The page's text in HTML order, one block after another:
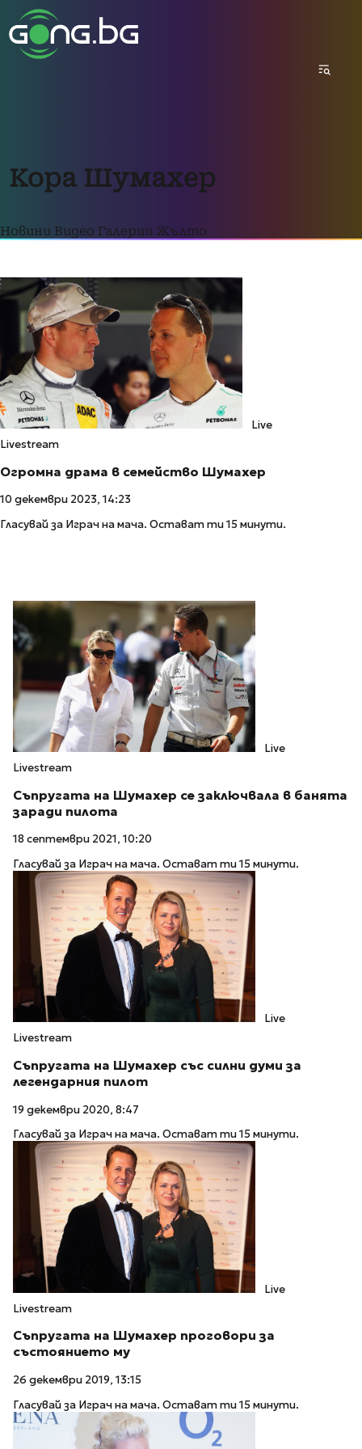
Кора Шумахер
Новини Видео Галерии Жълто
Live
Livestream
Огромна драма в семейство Шумахер
10 декември 2023, 14:23
Гласувай за Играч на мача. Остават ти 15 минути.
Live
Livestream
Съпругата на Шумахер се заключвала в банята
заради пилота
18 септември 2021, 10:20
Гласувай за Играч на мача. Остават ти 15 минути.
Live
Livestream
Съпругата на Шумахер със силни думи за
легендарния пилот
19 декември 2020, 8:47
Гласувай за Играч на мача. Остават ти 15 минути.
Live
Livestream
Съпругата на Шумахер проговори за
състоянието му
26 декември 2019, 13:15
Гласувай за Играч на мача. Остават ти 15 минути.